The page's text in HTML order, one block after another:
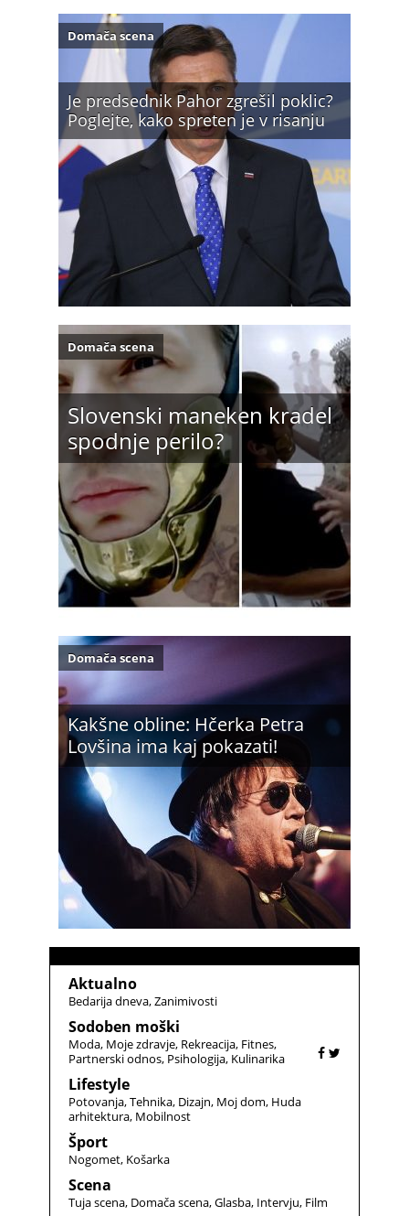
Je predsednik Pahor zgrešil poklic?
Poglejte, kako spreten je v risanju
Domača scena
Slovenski maneken kradel
spodnje perilo?
Domača scena
Kakšne obline: Hčerka Petra
Lovšina ima kaj pokazati!
Domača scena
Aktualno
Bedarija dneva Zanimivosti
Sodoben moški
Moda Moje zdravje Rekreacija Fitnes
Partnerski odnos Psihologija Kulinarika
Lifestyle
Potovanja Tehnika Dizajn Moj dom Huda
arhitektura Mobilnost
Šport
Nogomet Košarka
Scena
Tuja scena Domača scena Glasba Intervju Film